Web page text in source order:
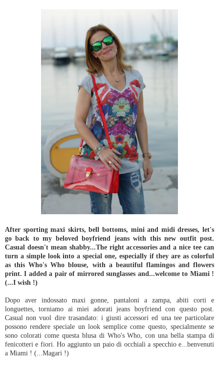
After sporting maxi skirts, bell bottoms, mini and midi dresses, let's
go back to my beloved boyfriend jeans with this new outfit post.
Casual doesn't mean shabby...The right accessories and a nice tee can
turn a simple look into a special one, especially if they are as colorful
as this Who's Who blouse, with a beautiful flamingos and flowers
print. I added a pair of mirrored sunglasses and...welcome to Miami !
(...I wish !)
Dopo aver indossato maxi gonne, pantaloni a zampa, abiti corti e
longuettes, torniamo ai miei adorati jeans boyfriend con questo post.
Casual non vuol dire trasandato: i giusti accessori ed una tee particolare
possono rendere speciale un look semplice come questo, specialmente se
sono colorati come questa blusa di Who's Who, con una bella stampa di
fenicotteri e fiori. Ho aggiunto un paio di occhiali a specchio e...benvenuti
a Miami ! (...Magari !)